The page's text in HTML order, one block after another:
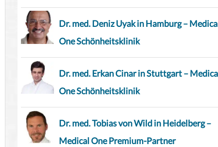
Dr. med. Deniz Uyak in Hamburg –
One Schönheitsklinik
Dr. med. Erkan Cinar in Stuttgart –
One Schönheitsklinik
Dr. med. Tobias von Wild in Heidelberg –
Medical One Premium-Partner